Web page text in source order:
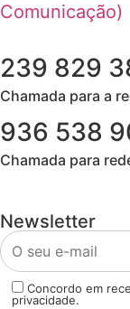
Comunicação)
239 829
Chamada para a
936 538
Chamada para
Newsletter
Concordo em
privacidade.